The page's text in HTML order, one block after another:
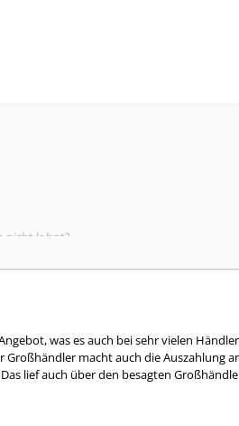
nicht lohnt?
was es auch bei sehr vielen
macht auch die Auszahlung
lief auch über den besagten